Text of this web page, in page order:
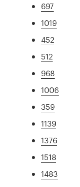
697
1019
452
512
968
1006
359
1139
1376
1518
1483